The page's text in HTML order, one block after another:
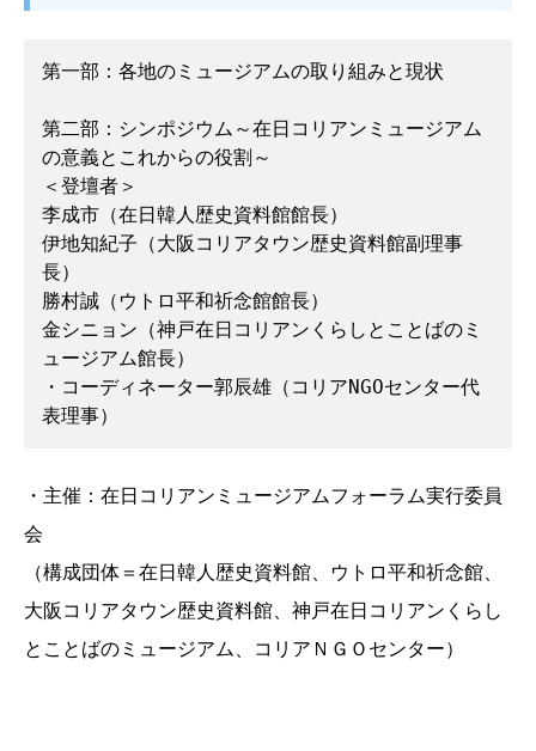
第一部：各地のミュージアムの取り組みと現状
第二部：シンポジウム～在日コリアンミュージアム
の意義とこれからの役割～
＜登壇者＞
李成市（在日韓人歴史資料館館長）
伊地知紀子（大阪コリアタウン歴史資料館副理事
長）
勝村誠（ウトロ平和祈念館館長）
金シニョン（神戸在日コリアンくらしとことばのミ
ュージアム館長）
・コーディネーター郭辰雄（コリアNGOセンター代
表理事）
・主催：在日コリアンミュージアムフォーラム実行委員
会
（構成団体＝在日韓人歴史資料館、ウトロ平和祈念館、
大阪コリアタウン歴史資料館、神戸在日コリアンくらし
とことばのミュージアム、コリアＮＧＯセンター）